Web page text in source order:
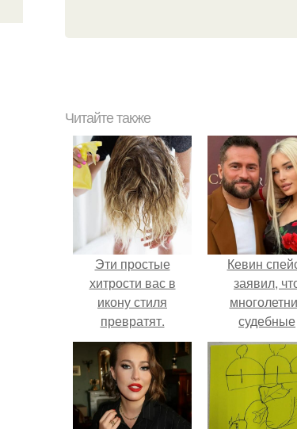
Читайте также
Эти простые
хитрости вас в
икону стиля
превратят.
Кевин
заявил,
судебные
уничтожили
состояние.